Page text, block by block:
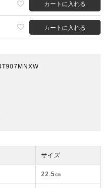
カートに入れる
カートに入れる
サイズ
22.5㎝